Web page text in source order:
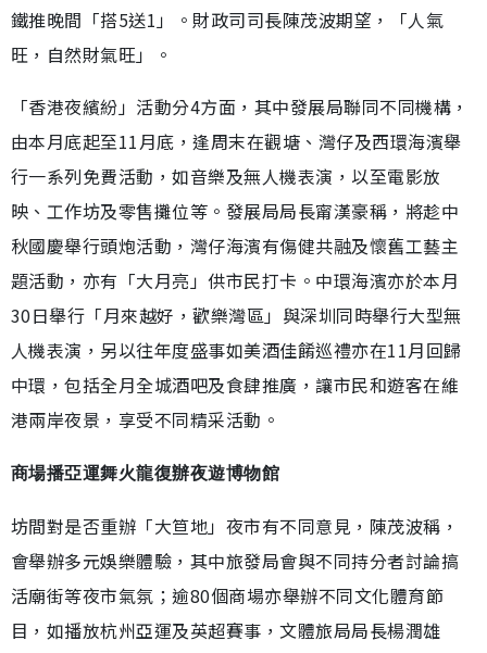
鐵推晚間「搭5送1」。財政司司長陳茂波期望，「人氣
旺，自然財氣旺」。
「香港夜繽紛」活動分4方面，其中發展局聯同不同機構，
由本月底起至11月底，逢周末在觀塘、灣仔及西環海濱舉
行一系列免費活動，如音樂及無人機表演，以至電影放
映、工作坊及零售攤位等。發展局局長甯漢豪稱，將趁中
秋國慶舉行頭炮活動，灣仔海濱有傷健共融及懷舊工藝主
題活動，亦有「大月亮」供市民打卡。中環海濱亦於本月
30日舉行「月來越好，歡樂灣區」與深圳同時舉行大型無
人機表演，另以往年度盛事如美酒佳餚巡禮亦在11月回歸
中環，包括全月全城酒吧及食肆推廣，讓市民和遊客在維
港兩岸夜景，享受不同精采活動。
商場播亞運舞火龍復辦夜遊博物館
坊間對是否重辦「大笪地」夜市有不同意見，陳茂波稱，
會舉辦多元娛樂體驗，其中旅發局會與不同持分者討論搞
活廟街等夜市氣氛；逾80個商場亦舉辦不同文化體育節
目，如播放杭州亞運及英超賽事，文體旅局局長楊潤雄